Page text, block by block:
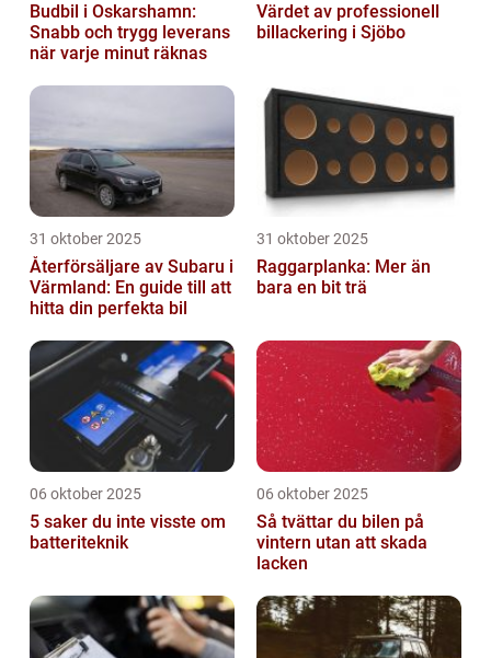
Budbil i Oskarshamn:
Snabb och trygg leverans
när varje minut räknas
Värdet av professionell
billackering i Sjöbo
31 oktober 2025
Återförsäljare av Subaru i
Värmland: En guide till att
hitta din perfekta bil
31 oktober 2025
Raggarplanka: Mer än
bara en bit trä
06 oktober 2025
5 saker du inte visste om
batteriteknik
06 oktober 2025
Så tvättar du bilen på
vintern utan att skada
lacken